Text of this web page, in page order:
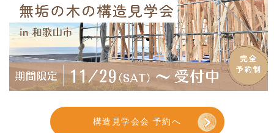
構造見学会会 予約へ